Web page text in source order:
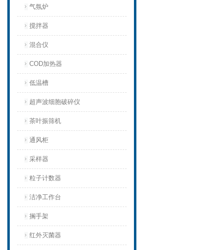
气氛炉
搅拌器
混合仪
COD加热器
低温槽
超声波细胞破碎仪
茶叶振筛机
通风柜
采样器
粒子计数器
洁净工作台
搁手架
红外灭菌器